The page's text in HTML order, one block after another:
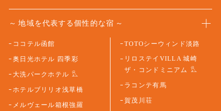
地域を代表する個性的な宿
ココテル函館
奥日光ホテル 四季彩
大洗パークホテル
ホテルブリリオ浅草橋
メルヴェール箱根強羅
TOTOシーウィンド淡路
リロステイVILLA 城崎
ザ・コンドミニアム
ラコンテ有馬
賀茂川荘